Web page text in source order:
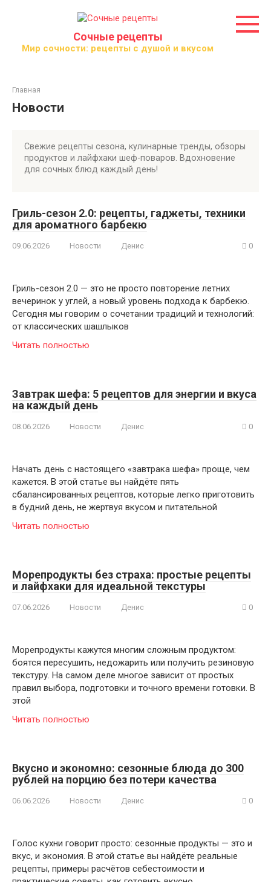
Сочные рецепты
Мир сочности: рецепты с душой и вкусом
Главная
Новости
Свежие рецепты сезона, кулинарные тренды, обзоры
продуктов и лайфхаки шеф-поваров. Вдохновение
для сочных блюд каждый день!
Гриль-сезон 2.0: рецепты, гаджеты, техники
для ароматного барбекю
09.06.2026 Новости Денис 0
Гриль-сезон 2.0 — это не просто повторение летних
вечеринок у углей, а новый уровень подхода к барбекю.
Сегодня мы говорим о сочетании традиций и технологий:
от классических шашлыков
Читать полностью
Завтрак шефа: 5 рецептов для энергии и вкуса
на каждый день
08.06.2026 Новости Денис 0
Начать день с настоящего «завтрака шефа» проще, чем
кажется. В этой статье вы найдёте пять
сбалансированных рецептов, которые легко приготовить
в будний день, не жертвуя вкусом и питательной
Читать полностью
Морепродукты без страха: простые рецепты
и лайфхаки для идеальной текстуры
07.06.2026 Новости Денис 0
Морепродукты кажутся многим сложным продуктом:
боятся пересушить, недожарить или получить резиновую
текстуру. На самом деле многое зависит от простых
правил выбора, подготовки и точного времени готовки. В
этой
Читать полностью
Вкусно и экономно: сезонные блюда до 300
рублей на порцию без потери качества
06.06.2026 Новости Денис 0
Голос кухни говорит просто: сезонные продукты — это и
вкус, и экономия. В этой статье вы найдёте реальные
рецепты, примеры расчётов себестоимости и